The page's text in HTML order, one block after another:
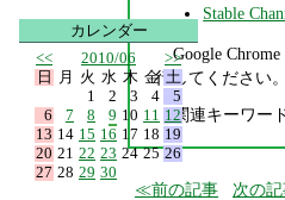
Stable
Google
行してください。
関連キーワー
前の記事 次の
カレンダー
<<
2010/06
>>
日
月 火 水 木 金 土
1
2 3 4
5
6
7 8 9 10 11 12
13 14 15 16 17 18 19
20 21 22 23 24 25 26
27 28 29 30